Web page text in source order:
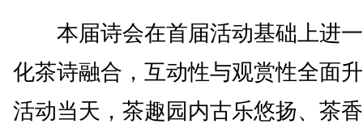
本届诗会在首届活动基础上进
化茶诗融合，互动性与观赏性全面
活动当天，茶趣园内古乐悠扬、茶